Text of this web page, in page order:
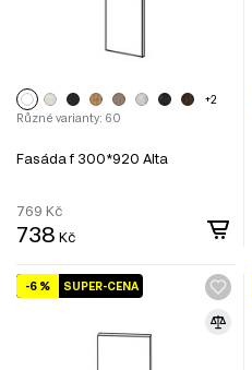
+2
Různé varianty: 60
Fasáda f 300*920 Alta
769 Kč
738 Kč
SUPER-CENA
-6 %